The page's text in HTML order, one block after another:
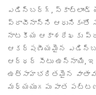
ఎడిన్బర్గ్,
ప్రాచీనాన్ని ఆధునికంతో
నాటకీయ ఆకాశరేఖకు
ఆకర్షణీయమైన
ఆర్థర్ సీటు ఉన్నాయి,
ఉత్సాహభరితమైన
మధ్యయుగపు పాత